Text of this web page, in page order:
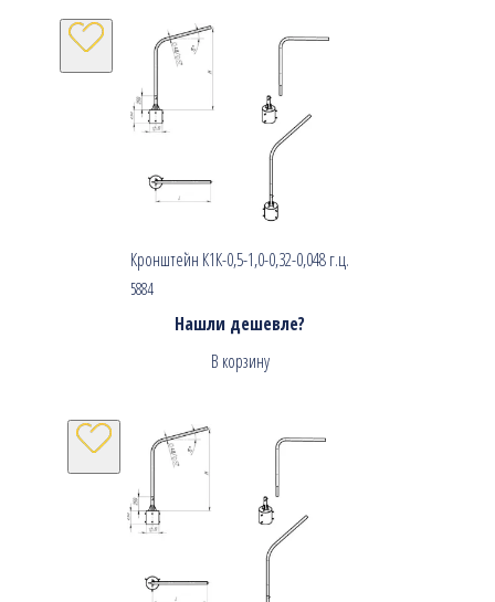
Кронштейн К1К-0,5-1,0-0,32-0,048 г.ц.
5884
Нашли дешевле?
В корзину